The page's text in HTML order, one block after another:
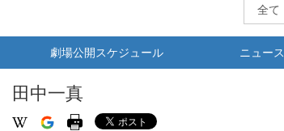
劇場公開スケジュール ニュース
田中一真